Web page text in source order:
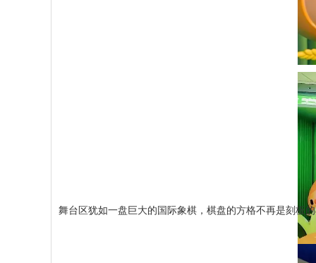
舞台区犹如一盘巨大的国际象棋，棋盘的方格不再是刻板